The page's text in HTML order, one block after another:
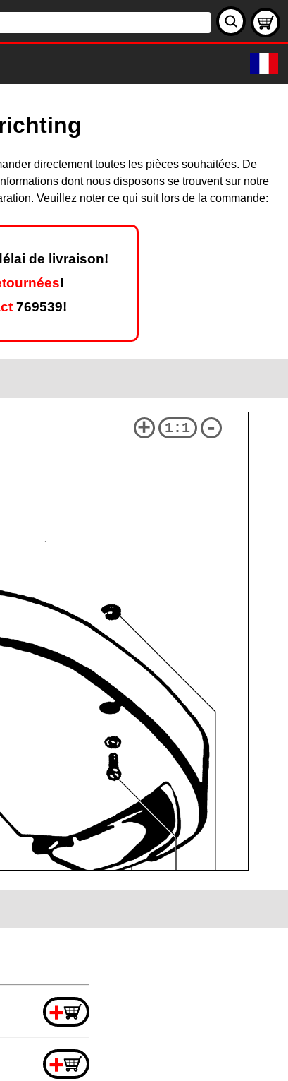
directement toutes les pièces souhaitées. De
dont nous disposons se trouvent sur notre
Veuillez noter ce qui suit lors de la commande:
de livraison!
!
769539!
+ 1:1 -
+
+